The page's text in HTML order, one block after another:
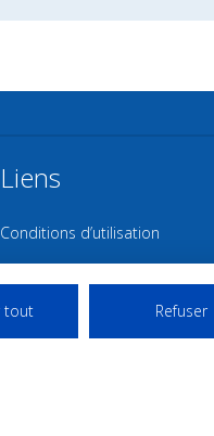
Liens
Conditions d’utilisation
Contact NL
Copyright
Mentions Légales
tout Refuser